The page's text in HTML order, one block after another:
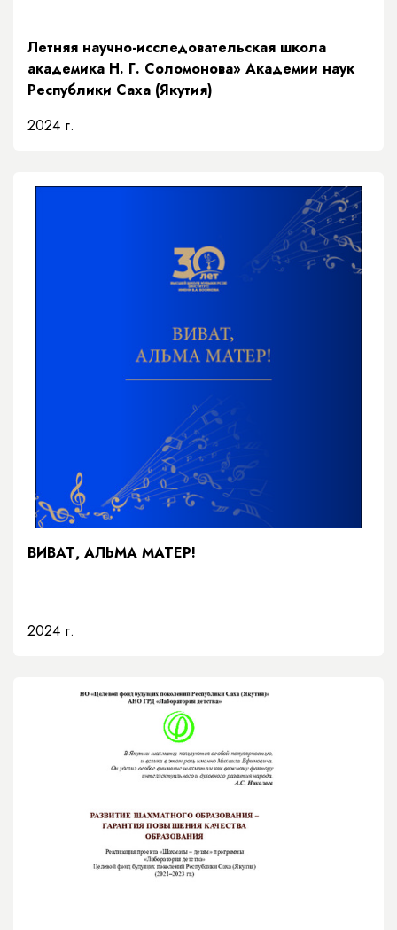
Летняя научно-исследовательская школа
академика Н. Г. Соломонова» Академии наук
Республики Саха (Якутия)
2024 г.
ВИВАТ, АЛЬМА МАТЕР!
2024 г.